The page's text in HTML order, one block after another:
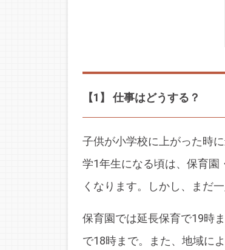
【1】 仕事はどうする？
子供が小学校に上がった時
学1年生になる頃は、保育園
くなります。しかし、まだ
保育園では延長保育で19時
で18時まで。また、地域に